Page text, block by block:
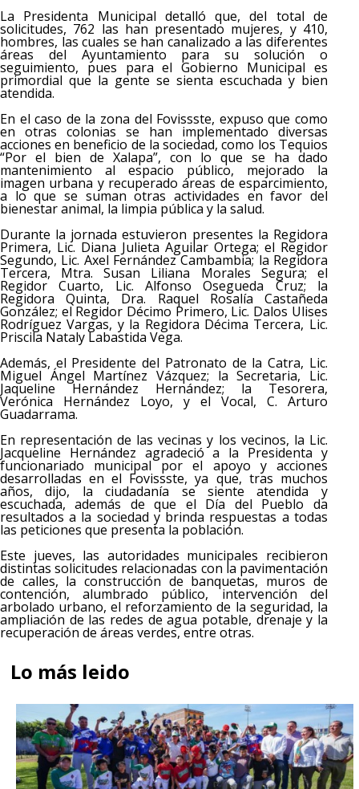
La Presidenta Municipal detalló que, del total de
solicitudes, 762 las han presentado mujeres, y 410,
hombres, las cuales se han canalizado a las diferentes
áreas del Ayuntamiento para su solución o
seguimiento, pues para el Gobierno Municipal es
primordial que la gente se sienta escuchada y bien
atendida.
En el caso de la zona del Fovissste, expuso que como
en otras colonias se han implementado diversas
acciones en beneficio de la sociedad, como los Tequios
“Por el bien de Xalapa”, con lo que se ha dado
mantenimiento al espacio público, mejorado la
imagen urbana y recuperado áreas de esparcimiento,
a lo que se suman otras actividades en favor del
bienestar animal, la limpia pública y la salud.
Durante la jornada estuvieron presentes la Regidora
Primera, Lic. Diana Julieta Aguilar Ortega; el Regidor
Segundo, Lic. Axel Fernández Cambambia; la Regidora
Tercera, Mtra. Susan Liliana Morales Segura; el
Regidor Cuarto, Lic. Alfonso Osegueda Cruz; la
Regidora Quinta, Dra. Raquel Rosalía Castañeda
González; el Regidor Décimo Primero, Lic. Dalos Ulises
Rodríguez Vargas, y la Regidora Décima Tercera, Lic.
Priscila Nataly Labastida Vega.
Además, el Presidente del Patronato de la Catra, Lic.
Miguel Ángel Martínez Vázquez; la Secretaria, Lic.
Jaqueline Hernández Hernández; la Tesorera,
Verónica Hernández Loyo, y el Vocal, C. Arturo
Guadarrama.
En representación de las vecinas y los vecinos, la Lic.
Jacqueline Hernández agradeció a la Presidenta y
funcionariado municipal por el apoyo y acciones
desarrolladas en el Fovissste, ya que, tras muchos
años, dijo, la ciudadanía se siente atendida y
escuchada, además de que el Día del Pueblo da
resultados a la sociedad y brinda respuestas a todas
las peticiones que presenta la población.
Este jueves, las autoridades municipales recibieron
distintas solicitudes relacionadas con la pavimentación
de calles, la construcción de banquetas, muros de
contención, alumbrado público, intervención del
arbolado urbano, el reforzamiento de la seguridad, la
ampliación de las redes de agua potable, drenaje y la
recuperación de áreas verdes, entre otras.
Lo más leido